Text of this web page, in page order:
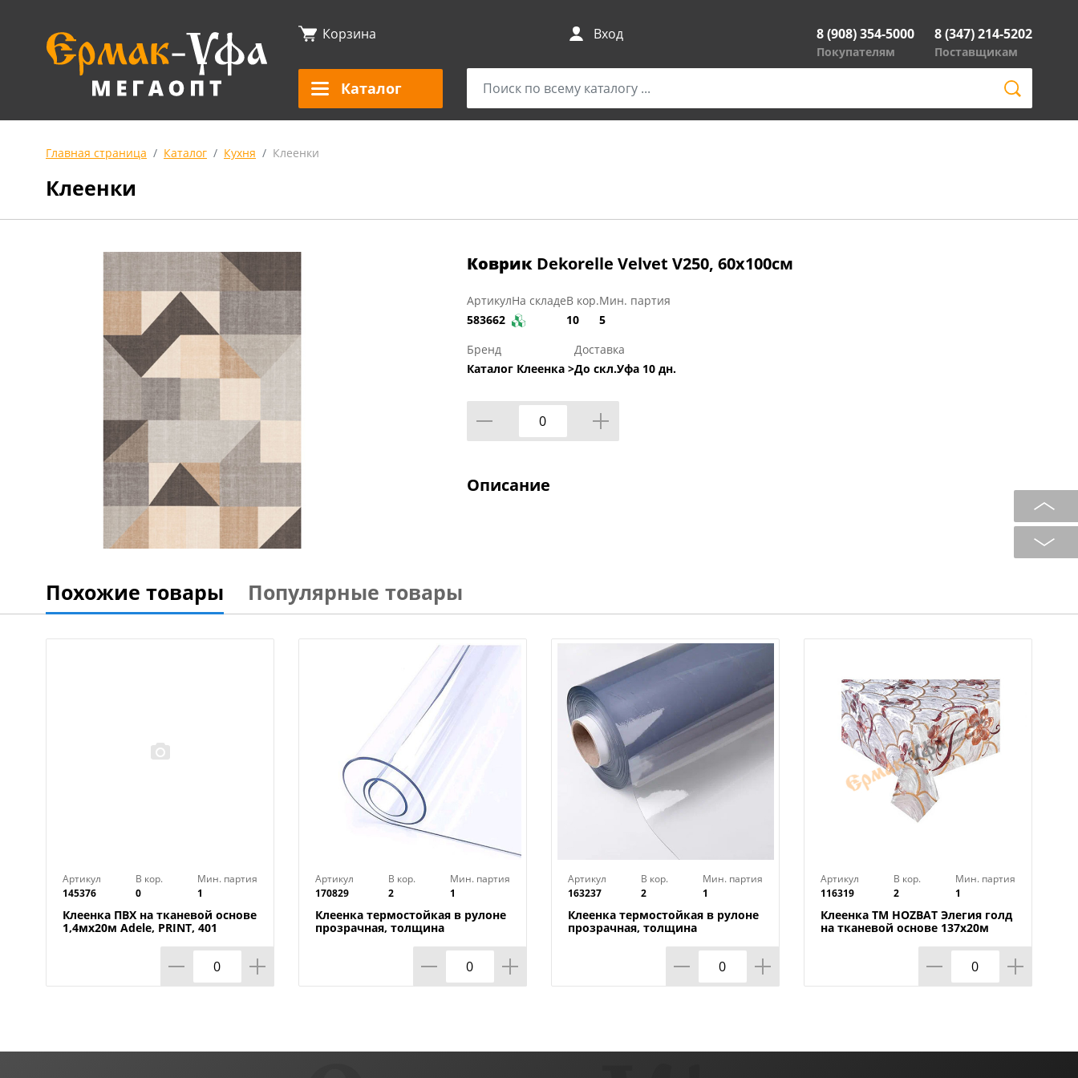
Корзина Вход 8 (908) 354-5000
Покупателям
8 (347) 214-5202
Поставщикам
Каталог
Главная страница Каталог Кухня Клеенки
Клеенки
Коврик Dekorelle Velvet V250, 60x100см
Артикул
583662
На складеВ кор.
10
Мин. партия
5
Бренд
Каталог Клеенка >
Доставка
До скл.Уфа 10 дн.
Описание
Похожие товары Популярные товары
Артикул
145376
В кор.
0
Мин. партия
1
Клеенка ПВХ на тканевой основе
1,4мх20м Adele, PRINT, 401
Артикул
170829
В кор.
2
Мин. партия
1
Клеенка термостойкая в рулоне
прозрачная, толщина
Артикул
163237
В кор.
2
Мин. партия
1
Клеенка термостойкая в рулоне
прозрачная, толщина
Артикул
116319
В кор.
2
Мин. партия
1
Клеенка TM HOZBAT Элегия голд
на тканевой основе 137х20м